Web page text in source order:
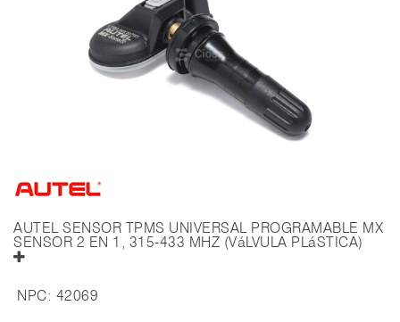
AUTEL SENSOR TPMS UNIVERSAL PROGRAMABLE MX
SENSOR 2 EN 1, 315-433 MHZ (VáLVULA PLáSTICA)
NPC: 42069